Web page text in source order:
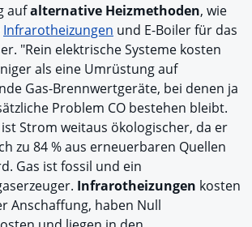
aufalternative Heizmethoden, wie
Infrarotheizungen und E-Boiler für das
"Rein elektrische Systeme kosten
als eine Umrüstung auf
Gas-Brennwertgeräte, bei denen ja
Problem CO bestehen bleibt.
Strom weitaus ökologischer, da er
zu 84 % aus erneuerbaren Quellen
Gas ist fossil und ein
Infrarotheizungen kosten
Anschaffung, haben Null